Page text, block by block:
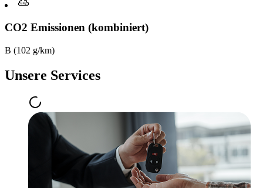
CO2 Emissionen (kombiniert)
B (102 g/km)
Unsere Services